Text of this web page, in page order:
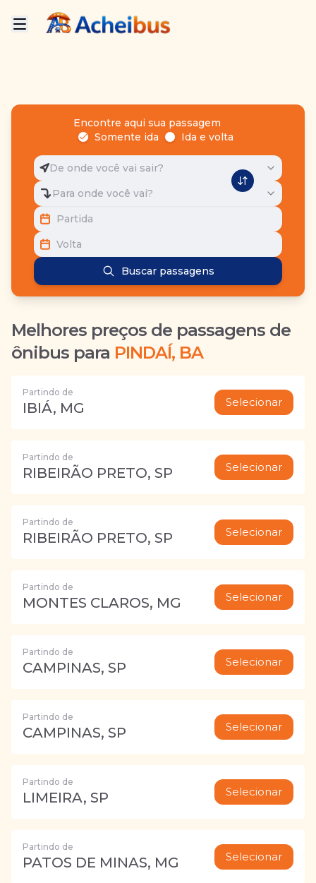
Encontre aqui sua passagem
Somente ida
Ida e volta
De onde você vai sair?
Para onde você vai?
Partida
Volta
Buscar passagens
Melhores preços de passagens de
ônibus para PINDAÍ, BA
Partindo de
IBIÁ, MG Selecionar
Partindo de
RIBEIRÃO PRETO, SP Selecionar
Partindo de
RIBEIRÃO PRETO, SP Selecionar
Partindo de
MONTES CLAROS, MG Selecionar
Partindo de
CAMPINAS, SP Selecionar
Partindo de
CAMPINAS, SP Selecionar
Partindo de
LIMEIRA, SP Selecionar
Partindo de
PATOS DE MINAS, MG Selecionar